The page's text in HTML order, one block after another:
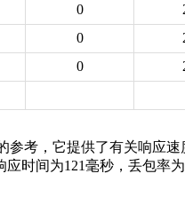
0
0
0
参考，它提供了有关响应
时间为121毫秒，丢包率